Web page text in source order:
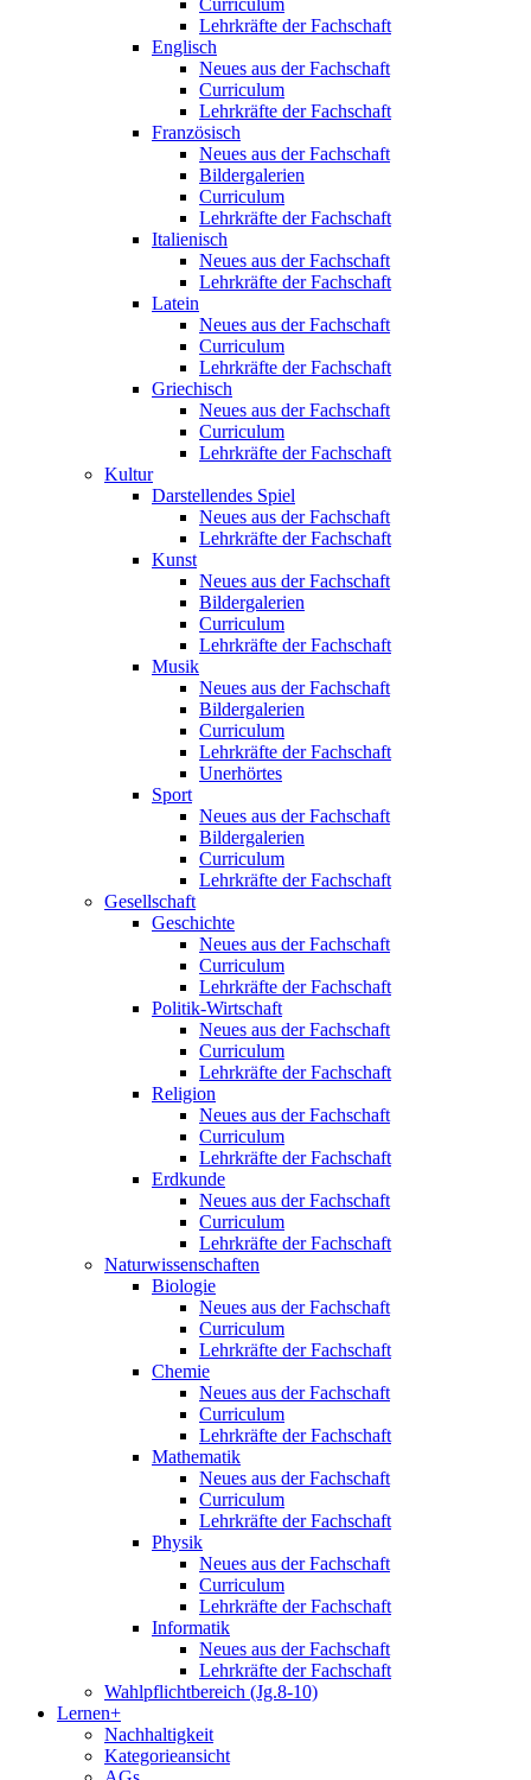
Curriculum
Lehrkräfte der Fachschaft
Englisch
Neues aus der Fachschaft
Curriculum
Lehrkräfte der Fachschaft
Französisch
Neues aus der Fachschaft
Bildergalerien
Curriculum
Lehrkräfte der Fachschaft
Italienisch
Neues aus der Fachschaft
Lehrkräfte der Fachschaft
Latein
Neues aus der Fachschaft
Curriculum
Lehrkräfte der Fachschaft
Griechisch
Neues aus der Fachschaft
Curriculum
Lehrkräfte der Fachschaft
Kultur
Darstellendes Spiel
Neues aus der Fachschaft
Lehrkräfte der Fachschaft
Kunst
Neues aus der Fachschaft
Bildergalerien
Curriculum
Lehrkräfte der Fachschaft
Musik
Neues aus der Fachschaft
Bildergalerien
Curriculum
Lehrkräfte der Fachschaft
Unerhörtes
Sport
Neues aus der Fachschaft
Bildergalerien
Curriculum
Lehrkräfte der Fachschaft
Gesellschaft
Geschichte
Neues aus der Fachschaft
Curriculum
Lehrkräfte der Fachschaft
Politik-Wirtschaft
Neues aus der Fachschaft
Curriculum
Lehrkräfte der Fachschaft
Religion
Neues aus der Fachschaft
Curriculum
Lehrkräfte der Fachschaft
Erdkunde
Neues aus der Fachschaft
Curriculum
Lehrkräfte der Fachschaft
Naturwissenschaften
Biologie
Neues aus der Fachschaft
Curriculum
Lehrkräfte der Fachschaft
Chemie
Neues aus der Fachschaft
Curriculum
Lehrkräfte der Fachschaft
Mathematik
Neues aus der Fachschaft
Curriculum
Lehrkräfte der Fachschaft
Physik
Neues aus der Fachschaft
Curriculum
Lehrkräfte der Fachschaft
Informatik
Neues aus der Fachschaft
Lehrkräfte der Fachschaft
Wahlpflichtbereich (Jg.8-10)
Lernen+
Nachhaltigkeit
Kategorieansicht